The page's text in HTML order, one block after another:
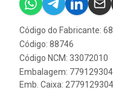
Código do Fabricante:
Código: 88746
Código NCM: 33072010
Embalagem:
Emb. Caixa: